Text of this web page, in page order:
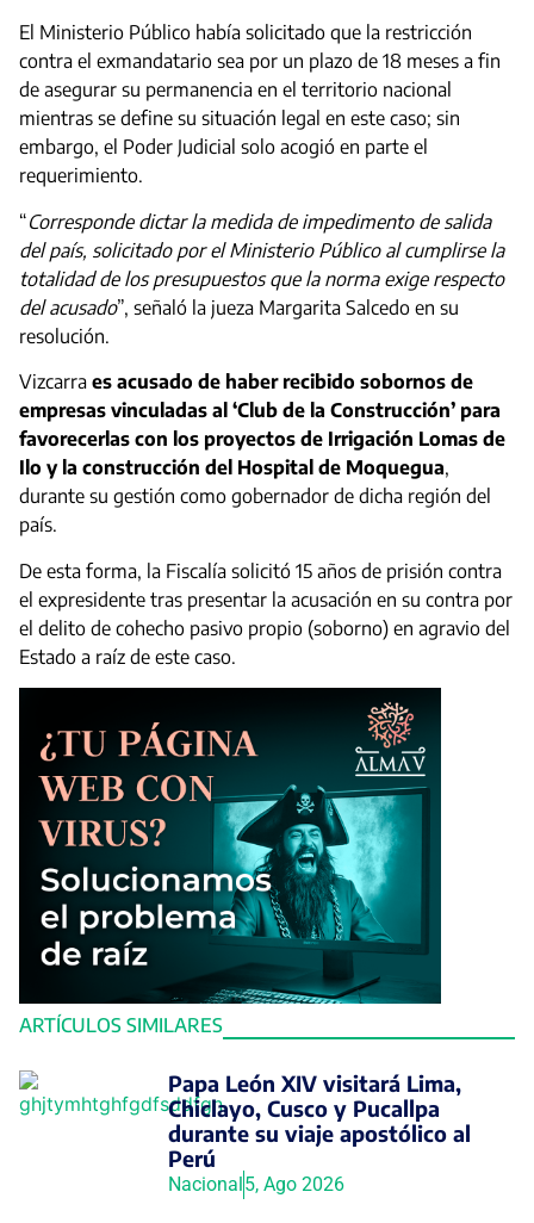
ARTÍCULOS SIMILARES
Papa León XIV visitará Lima,
Chiclayo, Cusco y Pucallpa
durante su viaje apostólico al
Perú
Nacional5, Ago 2026
El Ministerio Público había solicitado que la restricción
contra el exmandatario sea por un plazo de 18 meses a fin
de asegurar su permanencia en el territorio nacional
mientras se define su situación legal en este caso; sin
embargo, el Poder Judicial solo acogió en parte el
requerimiento.
“Corresponde dictar la medida de impedimento de salida
del país, solicitado por el Ministerio Público al cumplirse la
totalidad de los presupuestos que la norma exige respecto
del acusado”, señaló la jueza Margarita Salcedo en su
resolución.
Vizcarra es acusado de haber recibido sobornos de
empresas vinculadas al ‘Club de la Construcción’ para
favorecerlas con los proyectos de Irrigación Lomas de
Ilo y la construcción del Hospital de Moquegua,
durante su gestión como gobernador de dicha región del
país.
De esta forma, la Fiscalía solicitó 15 años de prisión contra
el expresidente tras presentar la acusación en su contra por
el delito de cohecho pasivo propio (soborno) en agravio del
Estado a raíz de este caso.